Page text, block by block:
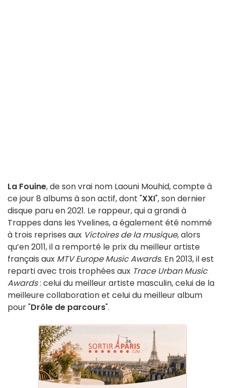
La Fouine, de son vrai nom Laouni Mouhid, compte à
ce jour 8 albums à son actif, dont "XXI", son dernier
disque paru en 2021. Le rappeur, qui a grandi à
Trappes dans les Yvelines, a également été nommé
à trois reprises aux Victoires de la musique, alors
qu’en 2011, il a remporté le prix du meilleur artiste
français aux MTV Europe Music Awards. En 2013, il est
reparti avec trois trophées aux Trace Urban Music
Awards: celui du meilleur artiste masculin, celui de la
meilleure collaboration et celui du meilleur album
pour "Drôle de parcours".